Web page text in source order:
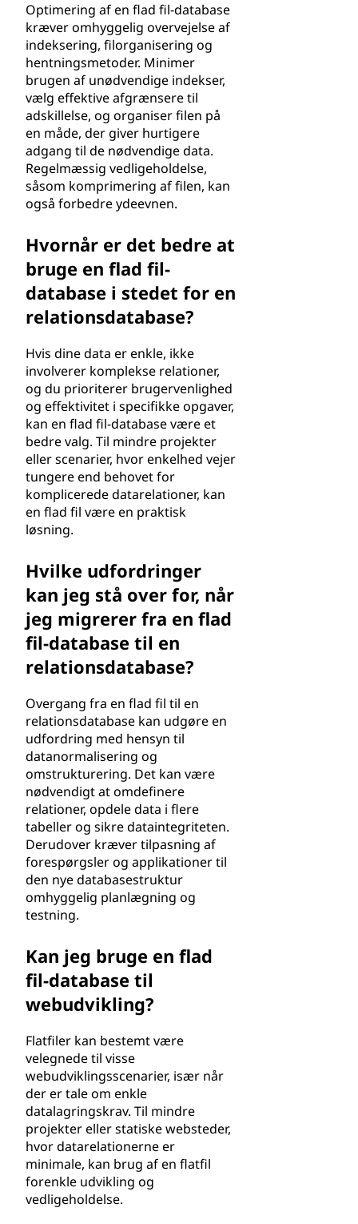
Optimering af en flad fil-database
kræver omhyggelig overvejelse af
indeksering, filorganisering og
hentningsmetoder. Minimer
brugen af unødvendige indekser,
vælg effektive afgrænsere til
adskillelse, og organiser filen på
en måde, der giver hurtigere
adgang til de nødvendige data.
Regelmæssig vedligeholdelse,
såsom komprimering af filen, kan
også forbedre ydeevnen.
Hvornår er det bedre at
bruge en flad fil-
database i stedet for en
relationsdatabase?
Hvis dine data er enkle, ikke
involverer komplekse relationer,
og du prioriterer brugervenlighed
og effektivitet i specifikke opgaver,
kan en flad fil-database være et
bedre valg. Til mindre projekter
eller scenarier, hvor enkelhed vejer
tungere end behovet for
komplicerede datarelationer, kan
en flad fil være en praktisk
løsning.
Hvilke udfordringer
kan jeg stå over for, når
jeg migrerer fra en flad
fil-database til en
relationsdatabase?
Overgang fra en flad fil til en
relationsdatabase kan udgøre en
udfordring med hensyn til
datanormalisering og
omstrukturering. Det kan være
nødvendigt at omdefinere
relationer, opdele data i flere
tabeller og sikre dataintegriteten.
Derudover kræver tilpasning af
forespørgsler og applikationer til
den nye databasestruktur
omhyggelig planlægning og
testning.
Kan jeg bruge en flad
fil-database til
webudvikling?
Flatfiler kan bestemt være
velegnede til visse
webudviklingsscenarier, især når
der er tale om enkle
datalagringskrav. Til mindre
projekter eller statiske websteder,
hvor datarelationerne er
minimale, kan brug af en flatfil
forenkle udvikling og
vedligeholdelse.